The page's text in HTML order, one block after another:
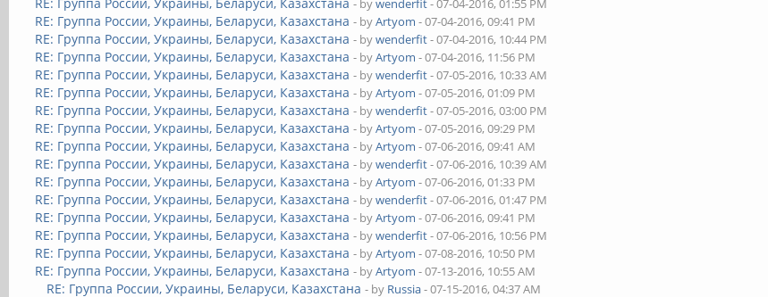
- bywenderfit- 07-04-2016, 01:55 PM
RE: Группа России, Украины, Беларуси, Казахстана - byArtyom - 07-04-2016, 09:41 PM
RE: Группа России, Украины, Беларуси, Казахстана - bywenderfit- 07-04-2016, 10:44 PM
RE: Группа России, Украины, Беларуси, Казахстана - byArtyom - 07-04-2016, 11:56 PM
RE: Группа России, Украины, Беларуси, Казахстана - bywenderfit- 07-05-2016, 10:33 AM
RE: Группа России, Украины, Беларуси, Казахстана - byArtyom - 07-05-2016, 01:09 PM
RE: Группа России, Украины, Беларуси, Казахстана - bywenderfit- 07-05-2016, 03:00 PM
RE: Группа России, Украины, Беларуси, Казахстана - byArtyom - 07-05-2016, 09:29 PM
RE: Группа России, Украины, Беларуси, Казахстана - byArtyom - 07-06-2016, 09:41 AM
RE: Группа России, Украины, Беларуси, Казахстана - bywenderfit- 07-06-2016, 10:39 AM
RE: Группа России, Украины, Беларуси, Казахстана - byArtyom - 07-06-2016, 01:33 PM
RE: Группа России, Украины, Беларуси, Казахстана - bywenderfit- 07-06-2016, 01:47 PM
RE: Группа России, Украины, Беларуси, Казахстана - byArtyom - 07-06-2016, 09:41 PM
RE: Группа России, Украины, Беларуси, Казахстана - bywenderfit- 07-06-2016, 10:56 PM
RE: Группа России, Украины, Беларуси, Казахстана - byArtyom - 07-08-2016, 10:50 PM
RE: Группа России, Украины, Беларуси, Казахстана - byArtyom - 07-13-2016, 10:55 AM
RE: Группа России, Украины, Беларуси, Казахстана - by Russia- 07-15-2016, 04:37 AM